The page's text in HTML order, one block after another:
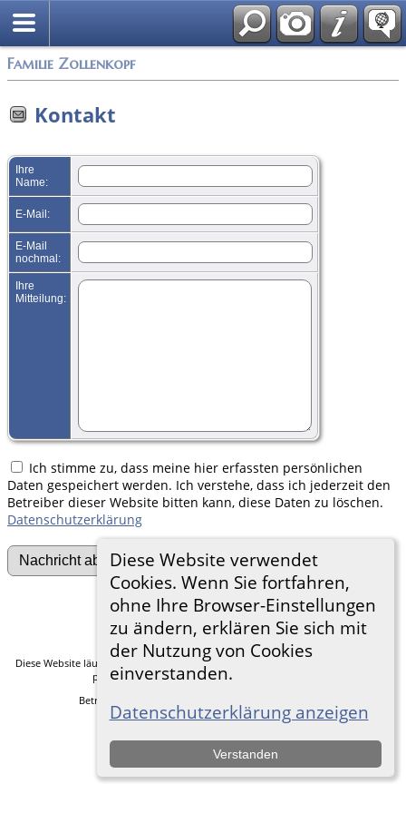
Familie Zollenkopf
Diese Website verwendet
Cookies. Wenn Sie fortfahren,
ohne Ihre Browser-Einstellungen
zu ändern, erklären Sie sich mit
der Nutzung von Cookies
einverstanden.
Datenschutzerklärung anzeigen
Verstanden
Kontakt
Ihre
Name:
E-Mail:
E-Mail
nochmal:
Ihre
Mitteilung:
Ich stimme zu, dass meine hier erfassten persönlichen
Daten gespeichert werden. Ich verstehe, dass ich jederzeit den
Betreiber dieser Website bitten kann, diese Daten zu löschen.
Datenschutzerklärung
Zur Desktop-Webseite wechseln
Diese Website läuft mit The Next Generation of Genealogy Sitebuilding
programmiert von Darrin Lythgoe © 2001-2026.
Betreut von